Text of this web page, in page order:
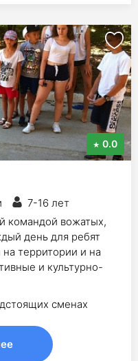
0.0
7-16 лет
командой вожатых,
день для ребят
территории и на
и культурно-
сменах